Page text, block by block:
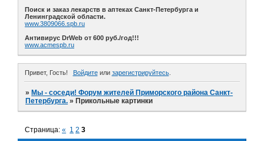
Поиск и заказ лекарств в аптеках Санкт-Петербурга и
Ленинградской области.
www.3809066.spb.ru
Антивирус DrWeb от 600 руб./год!!!
www.acmespb.ru
Привет, Гость! Войдитеили зарегистрируйтесь.
» Мы - соседи! Форум жителей Приморского района Санкт-
Петербурга. » Прикольные картинки
Страница:« 1 2 3